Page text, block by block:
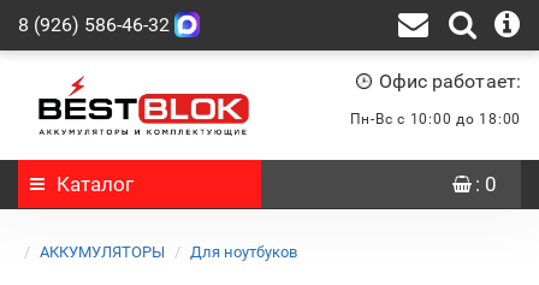
8 (926) 586-46-32
Офис работает:
Пн-Вс с 10:00 до 18:00
Каталог : 0
АККУМУЛЯТОРЫ Для ноутбуков